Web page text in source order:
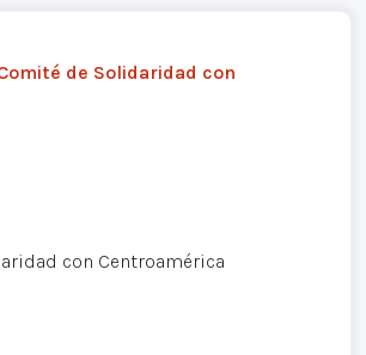
de Solidaridad con
con Centroamérica